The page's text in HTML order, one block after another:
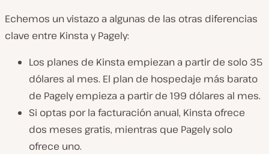
Echemos un vistazo a algunas de las otras diferencias
clave entre Kinsta y Pagely:
Los planes de Kinsta empiezan a partir de solo 35
dólares al mes. El plan de hospedaje más barato
de Pagely empieza a partir de 199 dólares al mes.
Si optas por la facturación anual, Kinsta ofrece
dos meses gratis, mientras que Pagely solo
ofrece uno.